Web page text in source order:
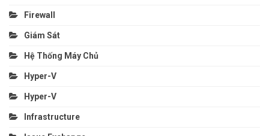
Firewall
Giám Sát
Hệ Thống Máy Chủ
Hyper-V
Hyper-V
Infrastructure